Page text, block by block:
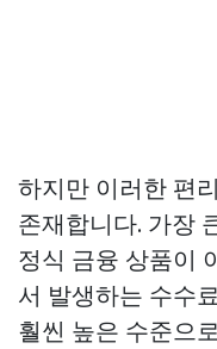
하지만 이러한 편
존재합니다. 가장
정식 금융 상품이
서 발생하는 수수
훨씬 높은 수준으